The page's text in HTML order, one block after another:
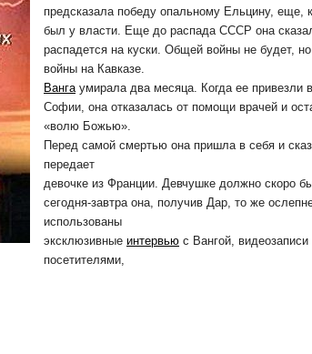
предсказала победу опальному Ельцину, еще,
был у власти. Еще до распада СССР она
распадется на куски. Общей войны не будет,
войны на Кавказе.
Вангаумирала два месяца. Когда ее привезли
Софии, она отказалась от помощи врачей и
«волю Божью».
Перед самой смертью она пришла в себя и
передает
девочке из Франции. Девчушке должно скоро
сегодня-завтра она, получив Дар, то же
использованы
эксклюзивные интервью с Вангой, видеозаписи
посетителями,